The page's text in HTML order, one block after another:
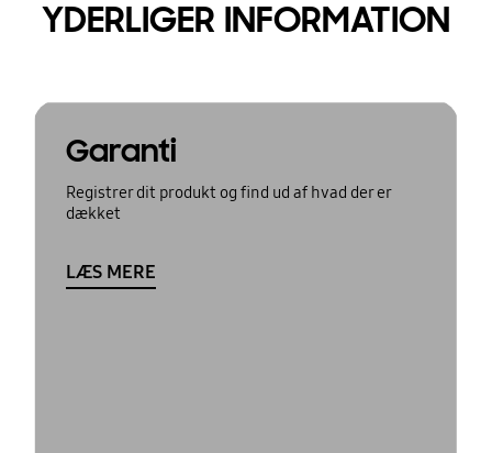
YDERLIGER INFORMATION
Garanti
Registrer dit produkt og find ud af hvad der er
dækket
LÆS MERE